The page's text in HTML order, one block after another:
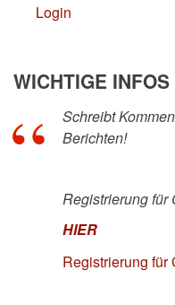
Login
WICHTIGE INFOS
Schreibt
Berichten!
Registrierung für
HIER
Registrierung für